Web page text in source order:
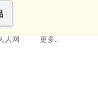
人网 更多..